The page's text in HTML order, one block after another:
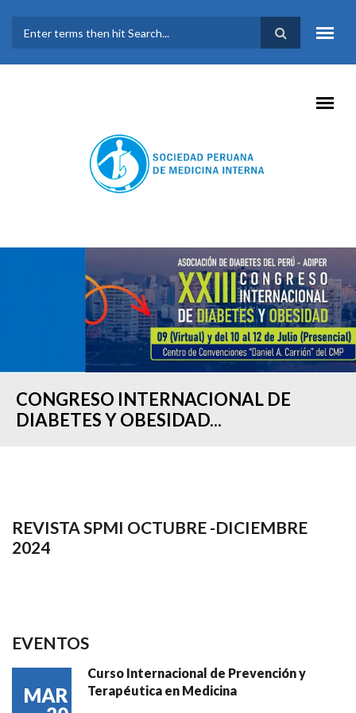
FORMULARIO DE
BÚSQUEDA
CONGRESO INTERNACIONAL DE
DIABETES Y OBESIDAD...
REVISTA SPMI OCTUBRE -DICIEMBRE
2024
EVENTOS
MAR
Curso Internacional de Prevención y
Terapéutica en Medicina